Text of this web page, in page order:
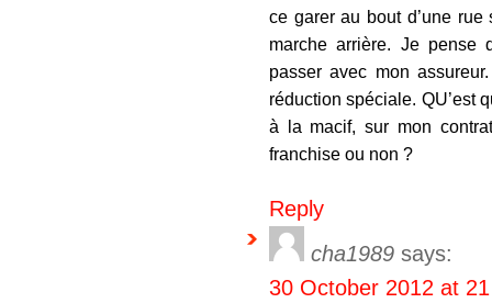
ce garer au bout d’une
marche arrière. Je pense
passer avec mon
réduction spéciale. QU’est
à la macif, sur mon
franchise ou non ?
Reply
cha1989 says:
30 October 2012 at